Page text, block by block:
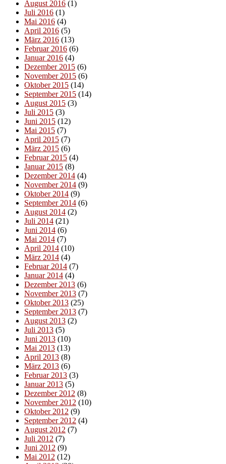
August 2016 (1)
Juli 2016 (1)
Mai 2016 (4)
April 2016 (5)
März 2016 (13)
Februar 2016 (6)
Januar 2016 (4)
Dezember 2015 (6)
November 2015 (6)
Oktober 2015 (14)
September 2015 (14)
August 2015 (3)
Juli 2015 (3)
Juni 2015 (12)
Mai 2015 (7)
April 2015 (7)
März 2015 (6)
Februar 2015 (4)
Januar 2015 (8)
Dezember 2014 (4)
November 2014 (9)
Oktober 2014 (9)
September 2014 (6)
August 2014 (2)
Juli 2014 (21)
Juni 2014 (6)
Mai 2014 (7)
April 2014 (10)
März 2014 (4)
Februar 2014 (7)
Januar 2014 (4)
Dezember 2013 (6)
November 2013 (7)
Oktober 2013 (25)
September 2013 (7)
August 2013 (2)
Juli 2013 (5)
Juni 2013 (10)
Mai 2013 (13)
April 2013 (8)
März 2013 (6)
Februar 2013 (3)
Januar 2013 (5)
Dezember 2012 (8)
November 2012 (10)
Oktober 2012 (9)
September 2012 (4)
August 2012 (7)
Juli 2012 (7)
Juni 2012 (9)
Mai 2012 (12)